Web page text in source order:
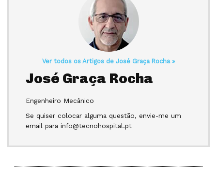
Ver todos os Artigos de José Graça Rocha »
José Graça Rocha
Engenheiro Mecânico
Se quiser colocar alguma questão, envie-me um
email para info@tecnohospital.pt